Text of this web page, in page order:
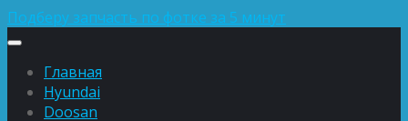
Подберу запчасть по фотке за 5 минут
Главная
Hyundai
Doosan